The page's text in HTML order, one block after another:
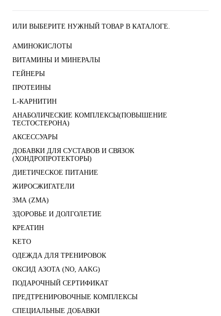
ИЛИ ВЫБЕРИТЕ НУЖНЫЙ ТОВАР В КАТАЛОГЕ.
АМИНОКИСЛОТЫ
ВИТАМИНЫ И МИНЕРАЛЫ
ГЕЙНЕРЫ
ПРОТЕИНЫ
L-КАРНИТИН
АНАБОЛИЧЕСКИЕ КОМПЛЕКСЫ(ПОВЫШЕНИЕ
ТЕСТОСТЕРОНА)
АКСЕССУАРЫ
ДОБАВКИ ДЛЯ СУСТАВОВ И СВЯЗОК
(ХОНДРОПРОТЕКТОРЫ)
ДИЕТИЧЕСКОЕ ПИТАНИЕ
ЖИРОСЖИГАТЕЛИ
ЗМА (ZMA)
ЗДОРОВЬЕ И ДОЛГОЛЕТИЕ
КРЕАТИН
KETO
ОДЕЖДА ДЛЯ ТРЕНИРОВОК
ОКСИД АЗОТА (NO, AAKG)
ПОДАРОЧНЫЙ СЕРТИФИКАТ
ПРЕДТРЕНИРОВОЧНЫЕ КОМПЛЕКСЫ
СПЕЦИАЛЬНЫЕ ДОБАВКИ